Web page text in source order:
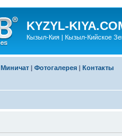
KYZYL-
Кызыл-Кия | Кызыл-Кийское
Миничат | Фотогалерея | Контакты